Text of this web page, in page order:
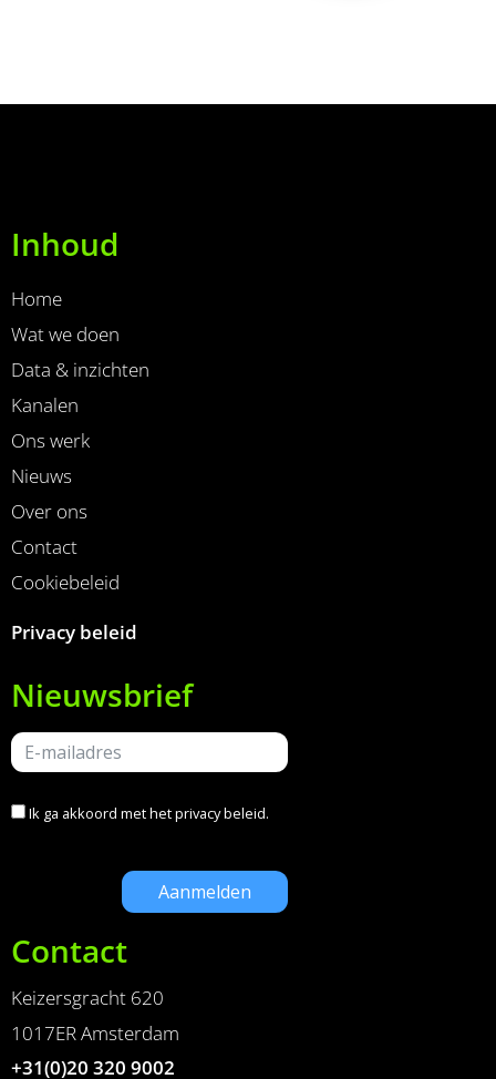
Inhoud
Home
Wat we doen
Data & inzichten
Kanalen
Ons werk
Nieuws
Over ons
Contact
Cookiebeleid
Privacy beleid
Nieuwsbrief
Ik ga akkoord met hetprivacy beleid.
Contact
Keizersgracht 620
1017ER Amsterdam
+31(0)20 320 9002